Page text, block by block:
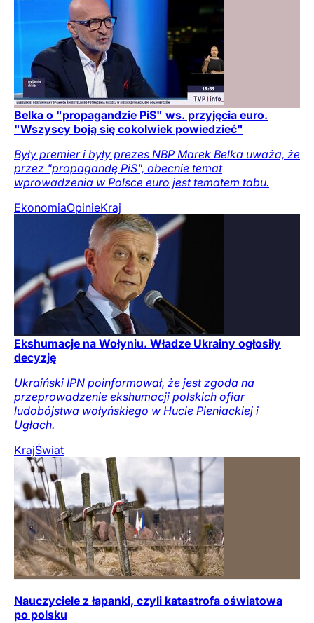
Belka o "propagandzie PiS" ws. przyjęcia euro.
"Wszyscy boją się cokolwiek powiedzieć"
Były premier i były prezes NBP Marek Belka uważa, że
przez "propagandę PiS", obecnie temat
wprowadzenia w Polsce euro jest tematem tabu.
EkonomiaOpinieKraj
Ekshumacje na Wołyniu. Władze Ukrainy ogłosiły
decyzję
Ukraiński IPN poinformował, że jest zgoda na
przeprowadzenie ekshumacji polskich ofiar
ludobójstwa wołyńskiego w Hucie Pieniackiej i
Ugłach.
KrajŚwiat
Nauczyciele z łapanki, czyli katastrofa oświatowa
po polsku